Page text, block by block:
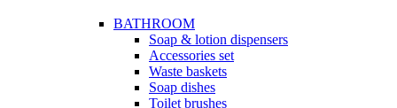
BATHROOM
Soap & lotion dispensers
Accessories set
Waste baskets
Soap dishes
Toilet brushes